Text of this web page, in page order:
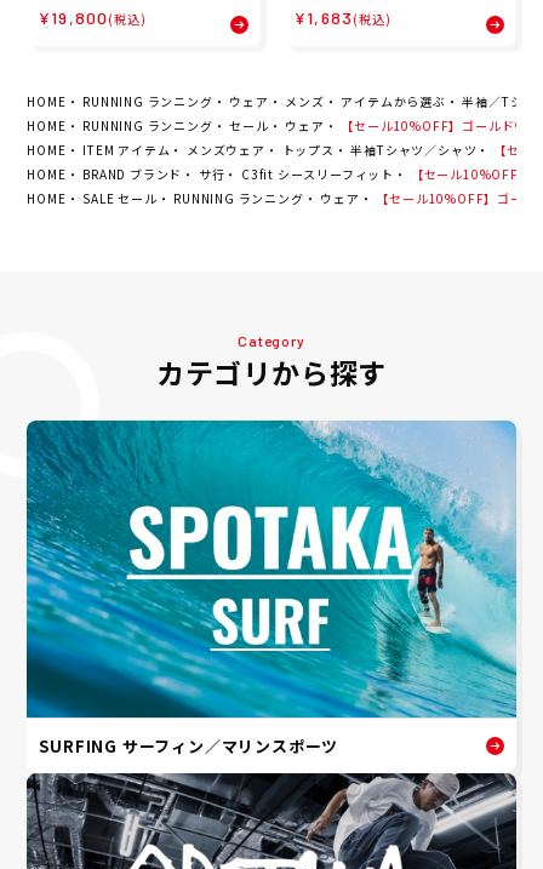
ト スピード リアクト コンプ
WRF メンズ 男性 25FA 秋
冬
¥19,800 (税込)
サポート ショート ソックス
¥1,683 (税込)
HOME RUNNING ランニング ウェア メンズ アイテムから選ぶ
半袖／Tシャ
HOME
RUNNING ランニング セール ウェア
【セール10%OFF】ゴールドウ
HOME
ITEM アイテム メンズウェア トップス 半袖Tシャツ／シャツ
【セー
HOME
BRAND ブランド サ行 C3fit シースリーフィット
【セール10%OFF】
HOME
SALE セール RUNNING ランニング ウェア 【セール10%OFF】ゴー
Category
カテゴリから探す
SURFING サーフィン／マリンスポーツ